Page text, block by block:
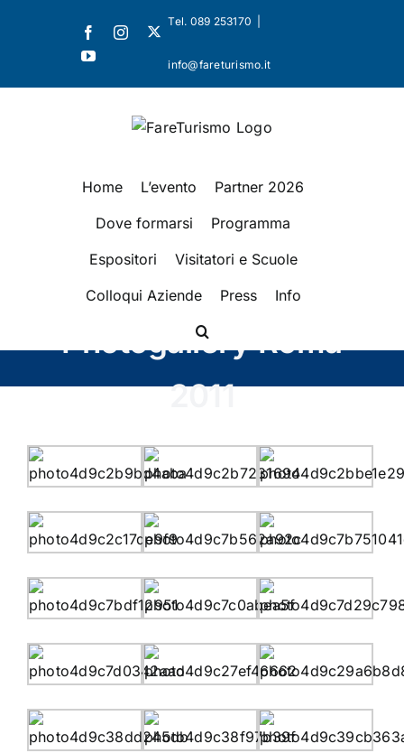
FacebookInstagram
X
YouTube
Tel. 089 253170
info@fareturismo.it
Home L’evento
Partner 2026
Dove formarsi
Programma
Espositori
Visitatori e Scuole
Colloqui Aziende
Press Info
Photogallery Roma
2011